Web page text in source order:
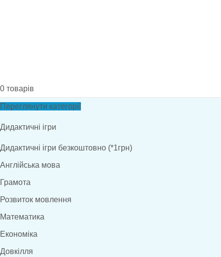
0 товарів
Переглянути категорії
Дидактичні ігри
Дидактичні ігри безкоштовно (*1грн)
Англійська мова
Грамота
Розвиток мовлення
Математика
Економіка
Довкілля